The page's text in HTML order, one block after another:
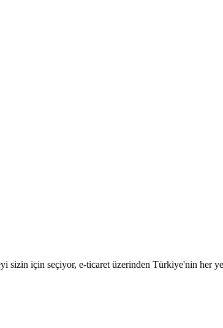
sizin için seçiyor, e-ticaret üzerinden Türkiye'nin her